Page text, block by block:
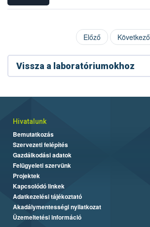
Előző Következő
Vissza a laboratóriumokhoz
Hivatalunk
Bemutatkozás
Szervezeti felépítés
Gazdálkodási adatok
Felügyeleti szervünk
Projektek
Kapcsolódó linkek
Adatkezelési tájékoztató
Akadálymentességi nyilatkozat
Üzemeltetési információ